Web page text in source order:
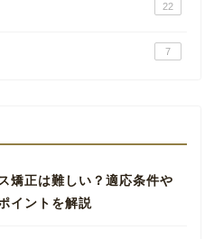
22
7
矯正は難しい？適応条件や
イントを解説